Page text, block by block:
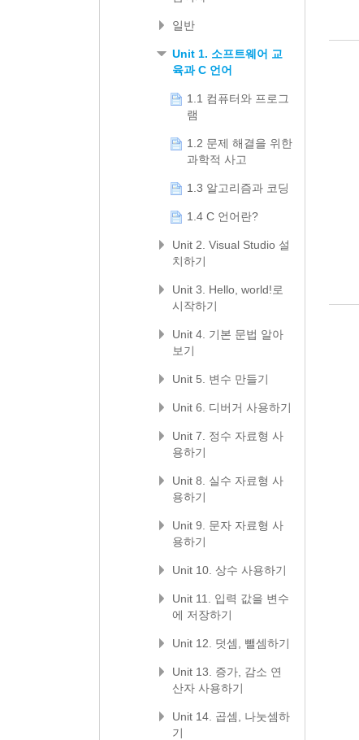
일반
Unit 1. 소프트웨어 교
육과 C 언어
1.1 컴퓨터와 프로그
램
1.2 문제 해결을 위한
과학적 사고
1.3 알고리즘과 코딩
1.4 C 언어란?
Unit 2. Visual Studio 설
치하기
Unit 3. Hello, world!로
시작하기
Unit 4. 기본 문법 알아
보기
Unit 5. 변수 만들기
Unit 6. 디버거 사용하기
Unit 7. 정수 자료형 사
용하기
Unit 8. 실수 자료형 사
용하기
Unit 9. 문자 자료형 사
용하기
Unit 10. 상수 사용하기
Unit 11. 입력 값을 변수
에 저장하기
Unit 12. 덧셈, 뺄셈하기
Unit 13. 증가, 감소 연
산자 사용하기
Unit 14. 곱셈, 나눗셈하
기